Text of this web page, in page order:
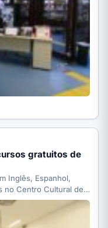
gratuitos de
Inglês, Espanhol,
no Centro Cultural de